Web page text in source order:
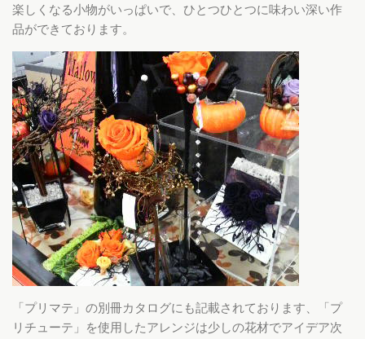
楽しくなる小物がいっぱいで、ひとつひとつに味わい深い作
品ができております。
「プリマテ」の別冊カタログにも記載されております、「プ
リチューテ」を使用したアレンジは少しの花材でアイデア次